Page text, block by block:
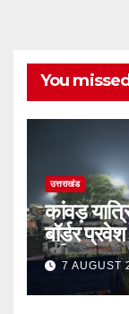
You missed
उत्तराखंड
कांवड़
बॉर्डर प्रवेश
गई रंगीन
7 AUGUST